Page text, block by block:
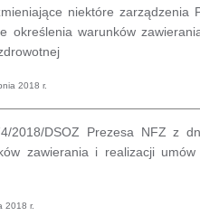
niektóre zarządzenia
określenia warunków
2018 r.
2018/DSOZ Prezesa NFZ z
zawierania i realizacji
2018 r.